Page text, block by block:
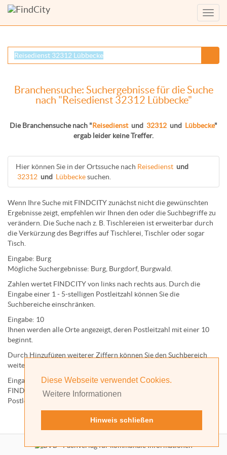
Diese Webseite verwendet Cookies.
Weitere Informationen
Hinweis schließen
Menü
Branchensuche: Suchergebnisse für die Suche
nach "Reisedienst 32312 Lübbecke"
Die Branchensuche nach "Reisedienst und 32312 und Lübbecke"
ergab leider keine Treffer.
Hier können Sie in der Ortssuche nach Reisedienst und
32312 und Lübbeckesuchen.
Wenn Ihre Suche mit FINDCITY zunächst nicht die gewünschten
Ergebnisse zeigt, empfehlen wir Ihnen den oder die Suchbegriffe zu
verändern. Die Suche nach z. B. Tischlereien ist erweiterbar durch
die Verkürzung des Begriffes aufTischlerei Tischleroder sogar
Tisch
Eingabe: Burg
Mögliche Suchergebnisse: Burg Burgdorf, Burgwald.
Zahlen wertet FINDCITY von links nach rechts aus. Durch die
Eingabe einer 1 - 5-stelligen Postleitzahl können Sie die
Suchbereiche einschränken.
Eingabe: 10
Ihnen werden alle Orteangezeigt, deren Postleitzahl mit einer 10
beginnt.
Durch Hinzufügen weiterer Ziffern können Sie den Suchbereich
weiter einschränken.
Eingabe:
10585
FINDCITY präsentiert Ihnen ausschließlich die zu dieser
Postleitzahl gehörende Kommune; in diesem Fall Berlin.